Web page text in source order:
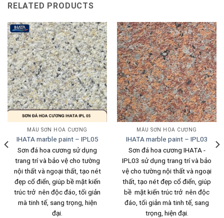
RELATED PRODUCTS
MẪU SƠN HOA CƯƠNG
IHATA marble paint – IPL05
Sơn đá hoa cương sử dụng
trang trí và bảo vệ cho tường
nội thất và ngoại thất, tạo nét
đẹp cổ điển, giúp bề mặt kiến
trúc trở nên độc đáo, tối giản
mà tinh tế, sang trọng, hiện
đại.
MẪU SƠN HOA CƯƠNG
IHATA marble paint – IPL03
Sơn đá hoa cương IHATA -
IPL03 sử dụng trang trí và bảo
vệ cho tường nội thất và ngoại
thất, tạo nét đẹp cổ điển, giúp
bề mặt kiến trúc trở nên độc
đáo, tối giản mà tinh tế, sang
trọng, hiện đại.